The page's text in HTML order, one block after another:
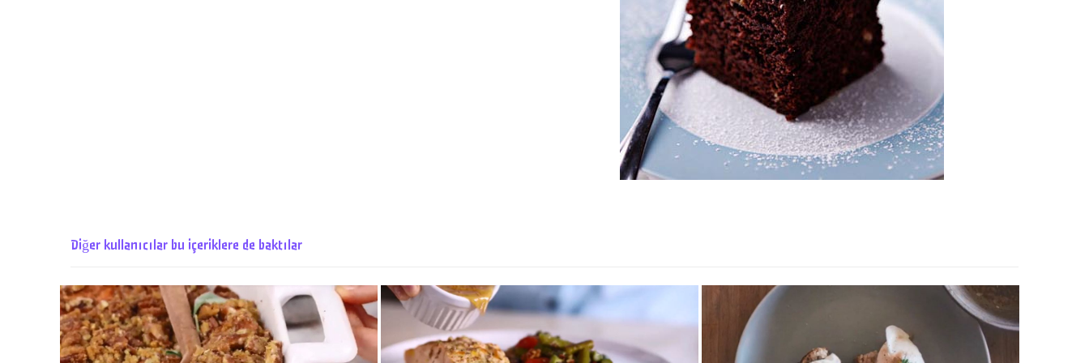
Diğer kullanıcılar bu içeriklere de baktılar